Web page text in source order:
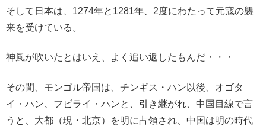
そして日本は、1274年と1281年、2度にわたって元寇の襲
来を受けている。
神風が吹いたとはいえ、よく追い返したもんだ・・・
その間、モンゴル帝国は、チンギス・ハン以後、オゴタ
イ・ハン、フビライ・ハンと、引き継がれ、中国目線で言
うと、大都（現・北京）を明に占領され、中国は明の時代